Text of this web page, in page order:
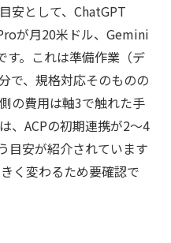
安として、ChatGPT
が月20米ドル、Gemini
す。これは準備作業（デ
で、規格対応そのものの
の費用は軸3で触れた手
、ACPの初期連携が2〜4
目安が紹介されています
く変わるため要確認で